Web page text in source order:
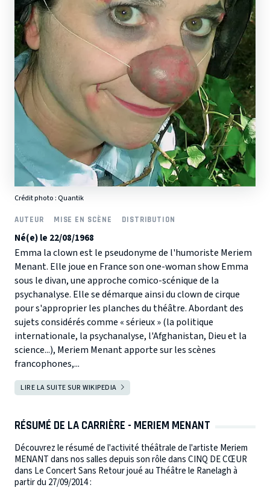
Crédit photo :Quantik
AUTEUR MISE EN SCÈNE DISTRIBUTION
Né(e) le 22/08/1968
Emma la clown est le pseudonyme de l'humoriste Meriem
Menant. Elle joue en France son one-woman show Emma
sous le divan, une approche comico-scénique de la
psychanalyse. Elle se démarque ainsi du clown de cirque
pour s'approprier les planches du théâtre. Abordant des
sujets considérés comme « sérieux » (la politique
internationale, la psychanalyse, l'Afghanistan, Dieu et la
science...), Meriem Menant apporte sur les scènes
francophones,...
LIRE LA SUITE SUR WIKIPEDIA
RÉSUMÉ DE LA CARRIÈRE - MERIEM MENANT
Découvrez le résumé de l'activité théâtrale de l'artiste Meriem
MENANT dans nos salles depuis son rôle dans CINQ DE CŒUR
dans Le Concert Sans Retour joué au Théâtre le Ranelagh à
partir du 27/09/2014 :